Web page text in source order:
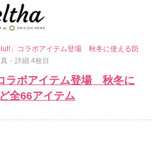
」コラボアイテム登場 秋冬に使える防
・詳細 4枚目
ラボアイテム登場 秋冬に
全66アイテム